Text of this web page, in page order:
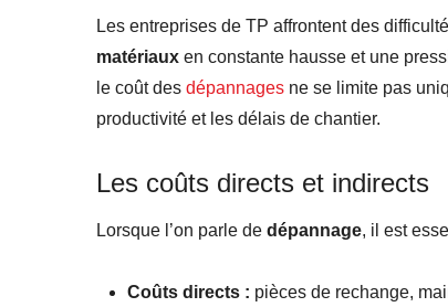
Les entreprises de TP affrontent des
matériaux en constante hausse et une
le coût des dépannages ne se limite pas
productivité et les délais de chantier.
Les coûts directs et indirects
Lorsque l’on parle de dépannage, il est
Coûts directs : pièces de rechange,